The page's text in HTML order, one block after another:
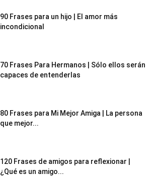
90 Frases para un hijo | El amor más
incondicional
70 Frases Para Hermanos | Sólo ellos serán
capaces de entenderlas
80 Frases para Mi Mejor Amiga | La persona
que mejor...
120 Frases de amigos para reflexionar |
¿Qué es un amigo...